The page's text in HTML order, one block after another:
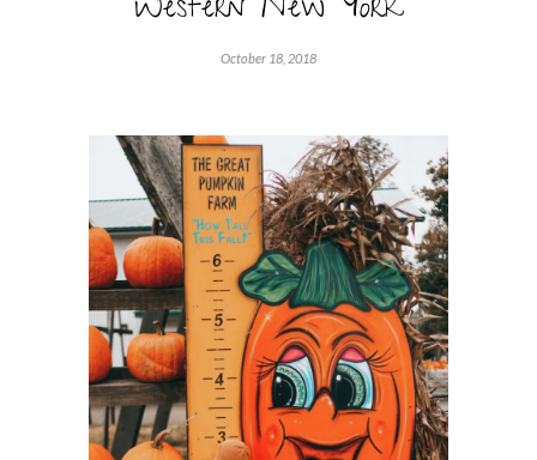
Western New York
October 18, 2018